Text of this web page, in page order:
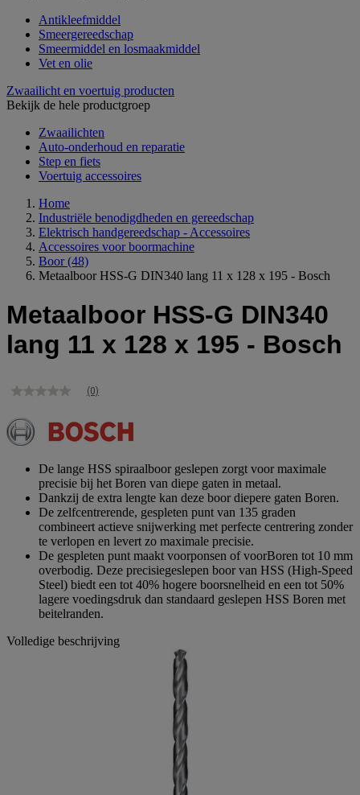
Antikleefmiddel
Smeergereedschap
Smeermiddel en losmaakmiddel
Vet en olie
Zwaailicht en voertuig producten
Bekijk de hele productgroep
Zwaailichten
Auto-onderhoud en reparatie
Step en fiets
Voertuig accessoires
Home
Industriële benodigdheden en gereedschap
Elektrisch handgereedschap - Accessoires
Accessoires voor boormachine
Boor (48)
Metaalboor HSS-G DIN340 lang 11 x 128 x 195 - Bosch
Metaalboor HSS-G DIN340
lang 11 x 128 x 195 - Bosch
Geen
Dezelfde
paginalink.
(0)
De lange HSS spiraalboor geslepen zorgt voor maximale
precisie bij het Boren van diepe gaten in metaal.
Dankzij de extra lengte kan deze boor diepere gaten Boren.
De zelfcentrerende, gespleten punt van 135 graden
combineert actieve snijwerking met perfecte centrering zonder
te verlopen en levert zo maximale precisie.
De gespleten punt maakt voorponsen of voorBoren tot 10 mm
overbodig. Deze precisiegeslepen boor van HSS (High-Speed
Steel) biedt een tot 40% hogere boorsnelheid en een tot 50%
lagere voedingsdruk dan standaard geslepen HSS Boren met
beitelranden.
Volledige beschrijving